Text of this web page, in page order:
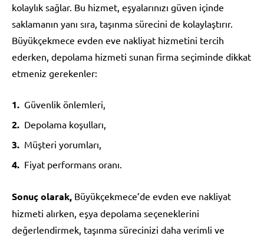
kolaylık sağlar. Bu hizmet, eşyalarınızı güven içinde
saklamanın yanı sıra, taşınma sürecini de kolaylaştırır.
Büyükçekmece evden eve nakliyat hizmetini tercih
ederken, depolama hizmeti sunan firma seçiminde dikkat
etmeniz gerekenler:
Güvenlik önlemleri,
Depolama koşulları,
Müşteri yorumları,
Fiyat performans oranı.
Sonuç olarak, Büyükçekmece’de evden eve nakliyat
hizmeti alırken, eşya depolama seçeneklerini
değerlendirmek, taşınma sürecinizi daha verimli ve